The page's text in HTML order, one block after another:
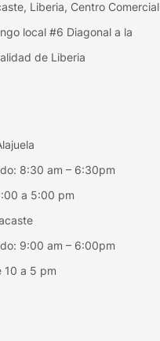
Liberia, Centro Comercial
local #6 Diagonal a la
de Liberia
8:30 am – 6:30pm
a 5:00 pm
9:00 am – 6:00pm
10 a 5 pm